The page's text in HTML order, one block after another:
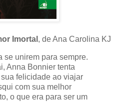
Imortal , de Ana Carolina KJ
se unirem para sempre.
Anna Bonnier tenta
felicidade ao viajar
com sua melhor
o que era para ser um